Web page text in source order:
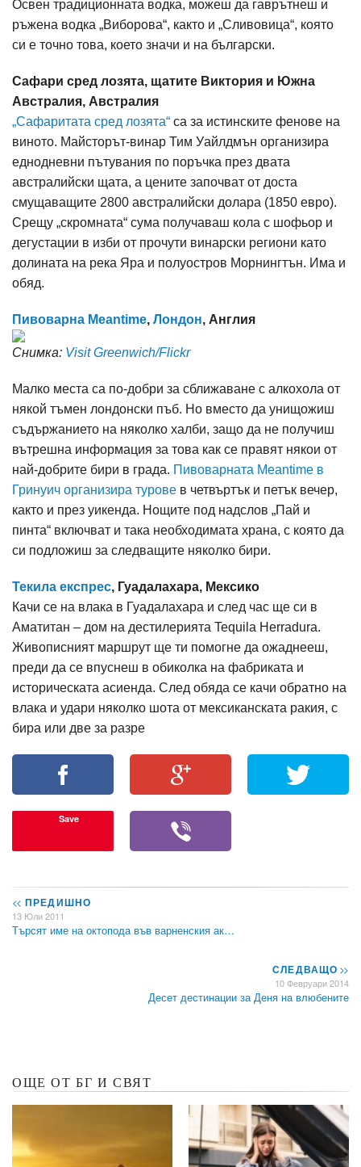
Освен традиционната водка, можеш да гаврътнеш и
ръжена водка „Виборова“, както и „Сливовица“, която
си е точно това, което значи и на български.
Сафари сред лозята, щатите Виктория и Южна
Австралия, Австралия
„Сафаритата сред лозята“ са за истинските фенове на
виното. Майсторът-винар Тим Уайлдмън организира
еднодневни пътувания по поръчка през двата
австралийски щата, а цените започват от доста
смущаващите 2800 австралийски долара (1850 евро).
Срещу „скромната“ сума получаваш кола с шофьор и
дегустации в изби от прочути винарски региони като
долината на река Яра и полуостров Морнингтън. Има и
обяд.
Пивоварна Meantime, Лондон, Англия
Снимка: Visit Greenwich/Flickr
Малко места са по-добри за сближаване с алкохола от
някой тъмен лондонски пъб. Но вместо да унищожиш
съдържанието на няколко халби, защо да не получиш
вътрешна информация за това как се правят някои от
най-добрите бири в града. Пивоварната Meantime в
Гринуич организира турове в четвъртък и петък вечер,
както и през уикенда. Нощите под надслов „Пай и
пинта“ включват и така необходимата храна, с която да
си подложиш за следващите няколко бири.
Текила експрес, Гуадалахара, Мексико
Качи се на влака в Гуадалахара и след час ще си в
Аматитан – дом на дестилерията Tequila Herradura.
Живописният маршрут ще ти помогне да ожаднееш,
преди да се впуснеш в обиколка на фабриката и
историческата асиенда. След обяда се качи обратно на
влака и удари няколко шота от мексиканската ракия, с
бира или две за разре
Save
<< ПРЕДИШНО
13 Юли 2011
Търсят име на октопода във варненския ак…
СЛЕДВАЩО>>
10 Февруари 2014
Десет дестинации за Деня на влюбените
ОЩЕ ОТ БГ И СВЯТ